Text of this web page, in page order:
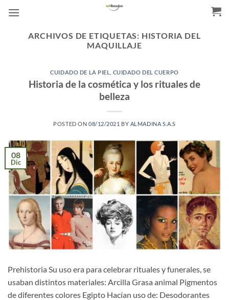
contenidoARCHIVOS DE ETIQUETAS: HISTORIA DEL
MAQUILLAJE
CUIDADO DE LA PIEL CUIDADO DEL CUERPO
Historia de la cosmética y los rituales de
belleza
POSTED ON 08/12/2021 BY ALMADINA S.A.S
08
Dic
Prehistoria Su uso era para celebrar rituales y funerales, se
usaban distintos materiales: Arcilla Grasa animal Pigmentos
de diferentes colores Egipto Hacían uso de: Desodorantes